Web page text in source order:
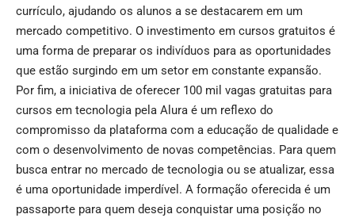
currículo, ajudando os alunos a se destacarem em um
mercado competitivo. O investimento em cursos gratuitos é
uma forma de preparar os indivíduos para as oportunidades
que estão surgindo em um setor em constante expansão.
Por fim, a iniciativa de oferecer 100 mil vagas gratuitas para
cursos em tecnologia pela Alura é um reflexo do
compromisso da plataforma com a educação de qualidade e
com o desenvolvimento de novas competências. Para quem
busca entrar no mercado de tecnologia ou se atualizar, essa
é uma oportunidade imperdível. A formação oferecida é um
passaporte para quem deseja conquistar uma posição no